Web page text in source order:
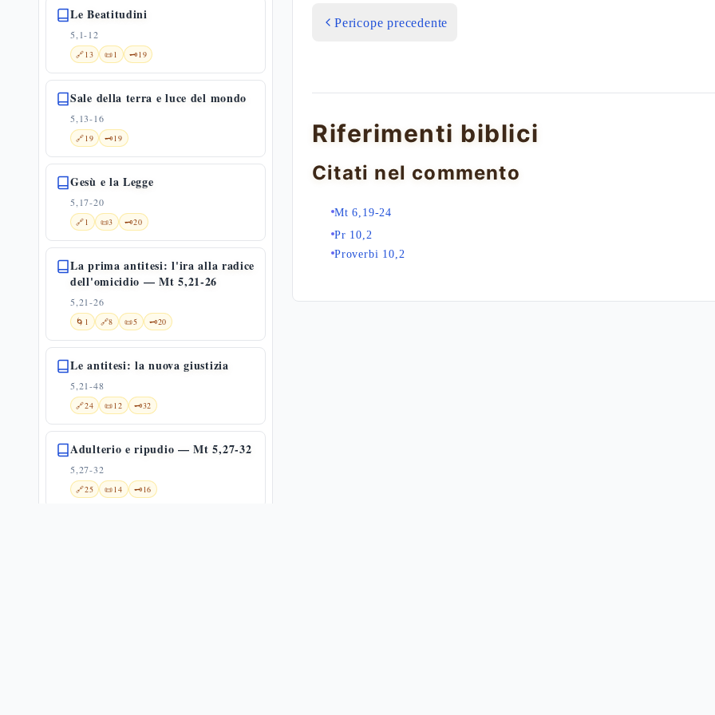
Le Beatitudini
5,1-12
🔗13 📜1 🗝️19
Sale della terra e luce del mondo
5,13-16
🔗19 🗝️19
Gesù e la Legge
5,17-20
🔗1 📜3 🗝️20
La prima antitesi: l'ira alla radice
dell'omicidio — Mt 5,21-26
5,21-26
🌀 1 🔗8 📜5 🗝️20
Le antitesi: la nuova giustizia
5,21-48
🔗24 📜12 🗝️32
Adulterio e ripudio — Mt 5,27-32
5,27-32
🔗25 📜14 🗝️16
Pericope precedente
Riferimenti biblici
Citati nel commento
Mt 6,19-24
Pr 10,2
Proverbi 10,2